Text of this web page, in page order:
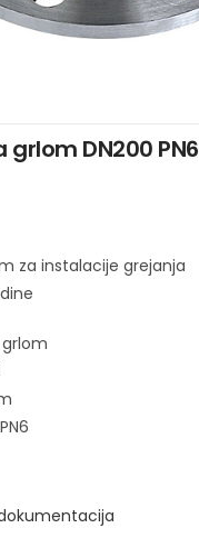
grlom DN200 PN6
za instalacije grejanja
PN6